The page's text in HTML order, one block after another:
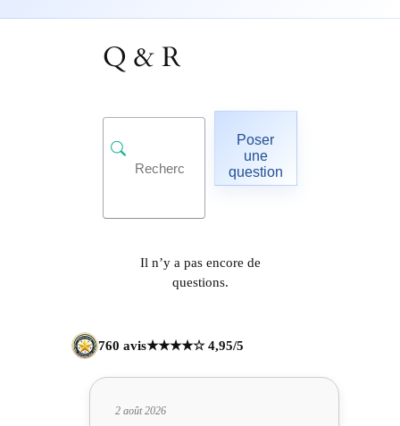
Q & R
Poser
une
question
Il n’y a pas encore de
questions.
760 avis★★★★☆ 4,95/5
2 août 2026